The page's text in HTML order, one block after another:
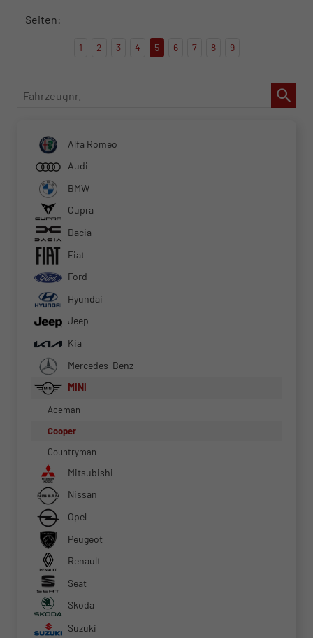
Seiten:
1 2 3 4 5 6 7 8 9
Fahrzeugnr.
Alfa Romeo
Audi
BMW
Cupra
Dacia
Fiat
Ford
Hyundai
Jeep
Kia
Mercedes-Benz
MINI
Aceman
Cooper
Countryman
Mitsubishi
Nissan
Opel
Peugeot
Renault
Seat
Skoda
Suzuki